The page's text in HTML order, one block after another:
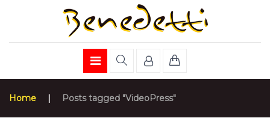
Home | Posts tagged "VideoPress"